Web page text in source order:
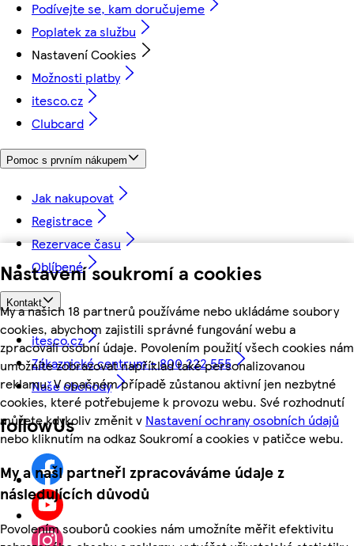
Nastavení soukromí a cookies
My a našich 18 partnerů používáme nebo ukládáme soubory
cookies, abychom zajistili správné fungování webu a
zpracovali osobní údaje. Povolením použití všech cookies nám
umožníte zobrazovat například také personalizovanou
reklamu. V opačném případě zůstanou aktivní jen nezbytné
cookies, které potřebujeme k provozu webu. Své rozhodnutí
můžete kdykoliv změnit v Nastavení ochrany osobních údajů
nebo kliknutím na odkaz Soukromí a cookies v patičce webu.
My a naši partneři zpracováváme údaje z
následujících důvodů
Povolením souborů cookies nám umožníte měřit efektivitu
Podívejte se, kam doručujeme
Poplatek za službu
Nastavení Cookies
Možnosti platby
itesco.cz
Clubcard
Pomoc s prvním nákupem
Jak nakupovat
Registrace
Rezervace času
Oblíbené
Kontakt
itesco.cz
Zákaznické centrum - 800 222 555
Naše obchody
followUs